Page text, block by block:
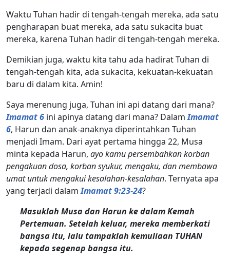
Waktu Tuhan hadir di tengah-tengah mereka, ada satu
pengharapan buat mereka, ada satu sukacita buat
mereka, karena Tuhan hadir di tengah-tengah mereka.
Demikian juga, waktu kita tahu ada hadirat Tuhan di
tengah-tengah kita, ada sukacita, kekuatan-kekuatan
baru di dalam kita. Amin!
Saya merenung juga, Tuhan ini api datang dari mana?
Imamat 6 ini apinya datang dari mana? DalamImamat
6, Harun dan anak-anaknya diperintahkan Tuhan
menjadi Imam. Dari ayat pertama hingga 22, Musa
minta kepada Harun, ayo kamu persembahkan korban
pengakuan dosa, korban syukur, mengaku, dan membawa
umat untuk mengakui kesalahan-kesalahan. Ternyata apa
yang terjadi dalamImamat 9:23-24?
Masuklah Musa dan Harun ke dalam Kemah
Pertemuan. Setelah keluar, mereka memberkati
bangsa itu, lalu tampaklah kemuliaan TUHAN
kepada segenap bangsa itu.